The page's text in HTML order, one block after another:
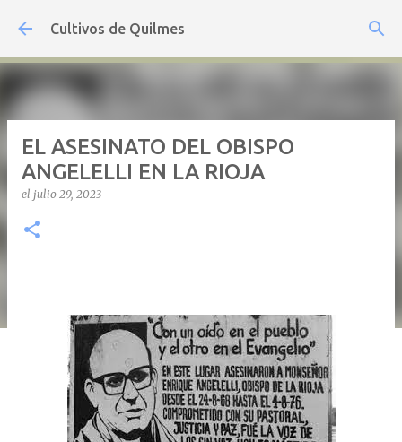
Ir al contenido principal
Cultivos de Quilmes
EL ASESINATO DEL OBISPO
ANGELELLI EN LA RIOJA
el julio 29, 2023